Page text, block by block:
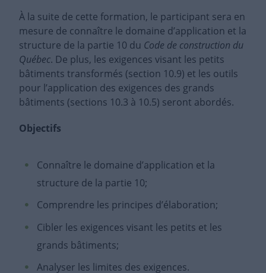
À la suite de cette formation, le participant sera en
mesure de connaître le domaine d’application et la
structure de la partie 10 du Code de construction du
Québec. De plus, les exigences visant les petits
bâtiments transformés (section 10.9) et les outils
pour l’application des exigences des grands
bâtiments (sections 10.3 à 10.5) seront abordés.
Objectifs
Connaître le domaine d’application et la
structure de la partie 10;
Comprendre les principes d’élaboration;
Cibler les exigences visant les petits et les
grands bâtiments;
Analyser les limites des exigences.